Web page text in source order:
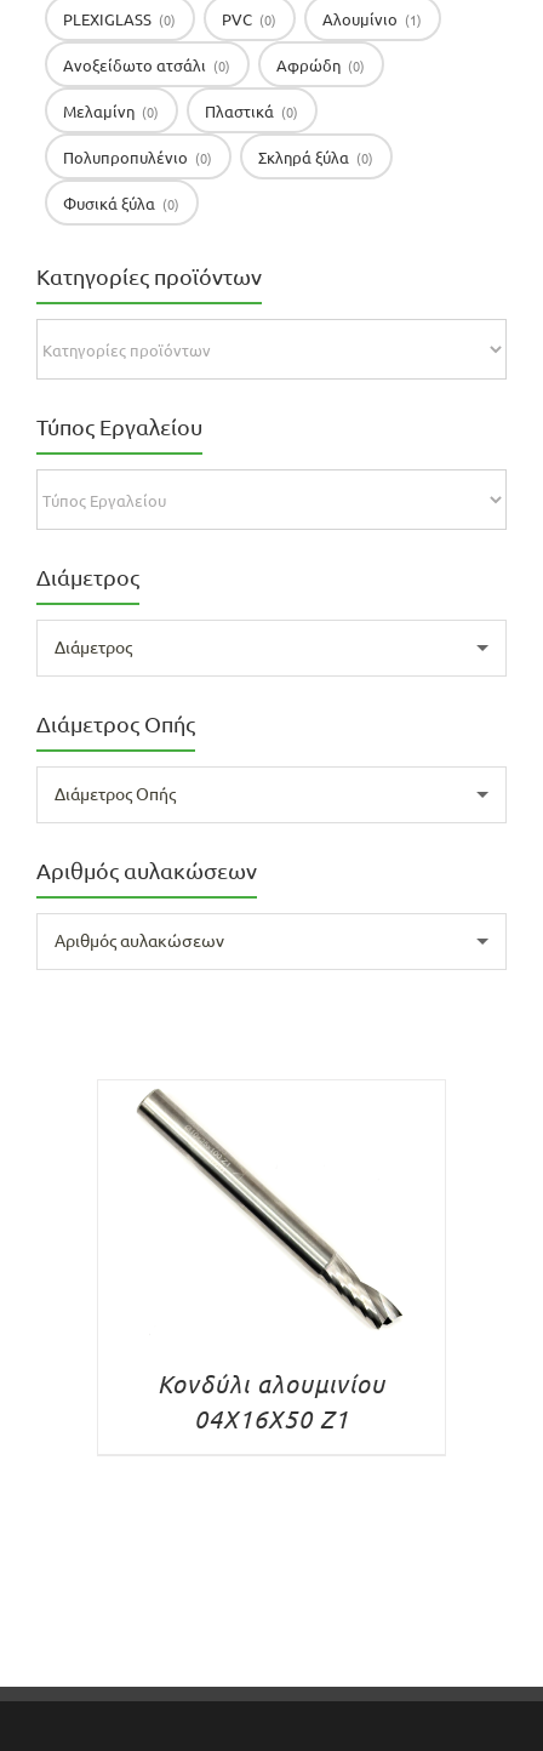
PLEXIGLASS (0) PVC (0) Αλουμίνιο (1)
Ανοξείδωτο ατσάλι (0) Αφρώδη (0)
Μελαμίνη (0) Πλαστικά (0)
Πολυπροπυλένιο (0) Σκληρά ξύλα (0)
Φυσικά ξύλα (0)
Κατηγορίες προϊόντων
Τύπος Εργαλείου
Διάμετρος
Διάμετρος
Διάμετρος Οπής
Διάμετρος Οπής
Αριθμός αυλακώσεων
Αριθμός αυλακώσεων
Κονδύλι αλουμινίου
04X16X50 Z1